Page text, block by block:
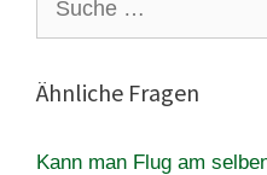
nach:
Ähnliche Fragen
Kann man Flug am